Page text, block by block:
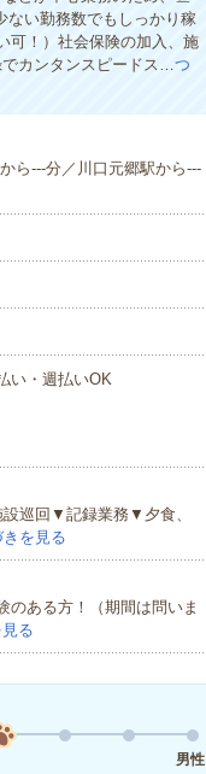
ない勤務数でもしっかり稼
可！）社会保険の加入、施
カンタンスピードス…つ
ら---分／川口元郷駅から---
い・週払いOK
巡回▼記録業務▼夕食、
きを見る
のある方！（期間は問いま
る
男性